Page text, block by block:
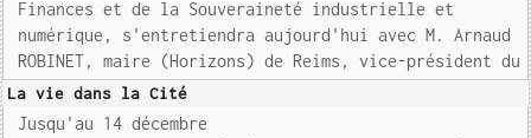
Finances et de la Souveraineté industrielle et
numérique, s'entretiendra aujourd'hui avec M. Arnaud
ROBINET, maire (Horizons) de Reims, vice-président du
La vie dans la Cité
Jusqu'au 14 décembre